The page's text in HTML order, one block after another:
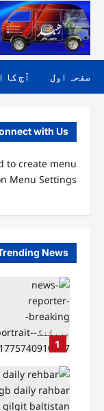
صفحہ اول آج کا
with Us
to create menu
Menu Settings.
News
1